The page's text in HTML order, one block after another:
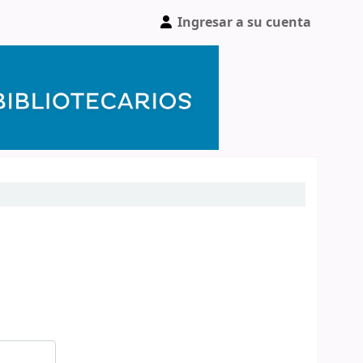
Ingresar a su cuenta